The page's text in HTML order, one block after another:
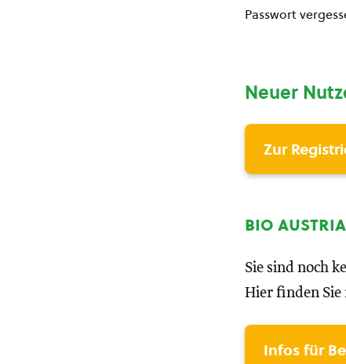
Passwort
Neuer
Zur
bio austria
Sie sind noch
Hier finden Sie
Infos für